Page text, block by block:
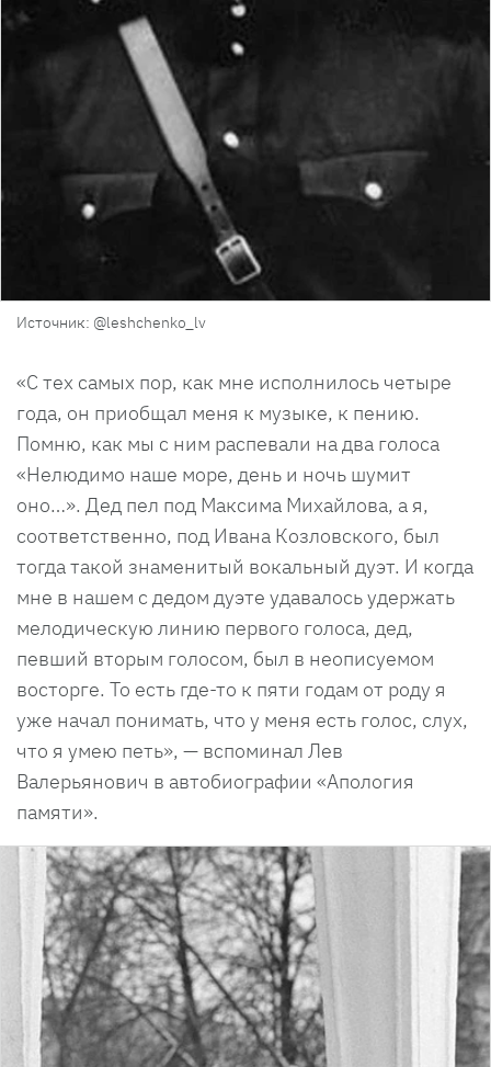
Источник: @leshchenko_lv
«С тех самых пор, как мне исполнилось четыре
года, он приобщал меня к музыке, к пению.
Помню, как мы с ним распевали на два голоса
«Нелюдимо наше море, день и ночь шумит
оно…». Дед пел под Максима Михайлова, а я,
соответственно, под Ивана Козловского, был
тогда такой знаменитый вокальный дуэт. И когда
мне в нашем с дедом дуэте удавалось удержать
мелодическую линию первого голоса, дед,
певший вторым голосом, был в неописуемом
восторге. То есть где-то к пяти годам от роду я
уже начал понимать, что у меня есть голос, слух,
что я умею петь», — вспоминал Лев
Валерьянович в автобиографии «Апология
памяти».